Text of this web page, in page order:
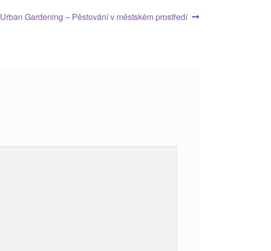
Následující
Urban Gardening – Pěstování v městském prostředí